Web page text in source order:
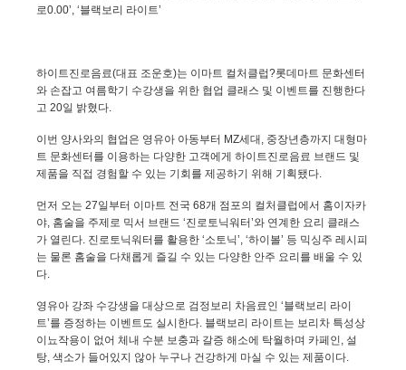
로0.00’, ‘블랙보리 라이트’
하이트진로음료(대표 조운호)는 이마트 컬처클럽?롯데마트 문화센터
와 손잡고 여름학기 수강생을 위한 협업 클래스 및 이벤트를 진행한다
고 20일 밝혔다.
이번 양사와의 협업은 영유아 아동부터 MZ세대 , 중장년층까지 대형마
트 문화센터를 이용하는 다양한 고객에게 하이트진로음료 브랜드 및
제품을 직접 경험할 수 있는 기회를 제공하기 위해 기획됐다.
먼저 오는 27일부터 이마트 전국 68개 점포의 컬처클럽에서 홈이자카
야, 홈술을 주제로 믹서 브랜드 ‘진로토닉워터’와 연계한 요리 클래스
가 열린다. 진로토닉워터를 활용한 ‘소토닉’, ‘하이볼’ 등 믹싱주 레시피
는 물론 홈술을 다채롭게 즐길 수 있는 다양한 안주 요리를 배울 수 있
다.
영유아 강좌 수강생을 대상으로 검정보리 차음료인 ‘블랙보리 라이
트’를 증정하는 이벤트도 실시한다. 블랙보리 라이트는 보리차 특성상
이뇨작용이 없어 체내 수분 보충과 갈증 해소에 탁월하며 카페인 , 설
탕, 색소가 들어있지 않아 누구나 건강하게 마실 수 있는 제품이다.